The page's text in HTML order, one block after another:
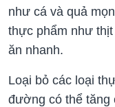
như cá và quả
thực phẩm như
ăn nhanh.
Loại bỏ các loại
đường có thể tăng